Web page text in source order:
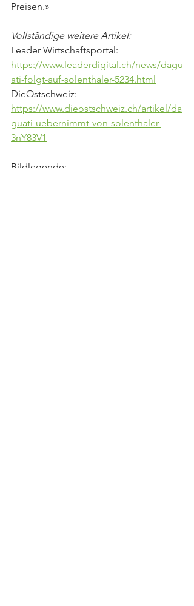
Preisen.»
Vollständige weitere Artikel:
Leader Wirtschaftsportal:
https://www.leaderdigital.ch/news/dagu
ati-folgt-auf-solenthaler-5234.html
DieOstschweiz:
https://www.dieostschweiz.ch/artikel/da
guati-uebernimmt-von-solenthaler-
3nY83V1
Bildlegende: